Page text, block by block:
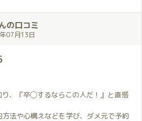
を覚えていてくれたこともとても嬉し
は特別な月なので7月中に再度お伺いす
とっては待ちに待った瞬間✨
み、ストレスが今回はこの一瞬で飛ん
で来ます😍
の世界💕
は、１度として同じことはなく、いつ
けど💯今回もいつにも増してよかっ
姿を見てこれはやせないとと実感(^^;)
の口コミ
07月13日
り、『卒◯するならこの人だ！』と直感
法や心構えなどを学び、ダメ元で予約